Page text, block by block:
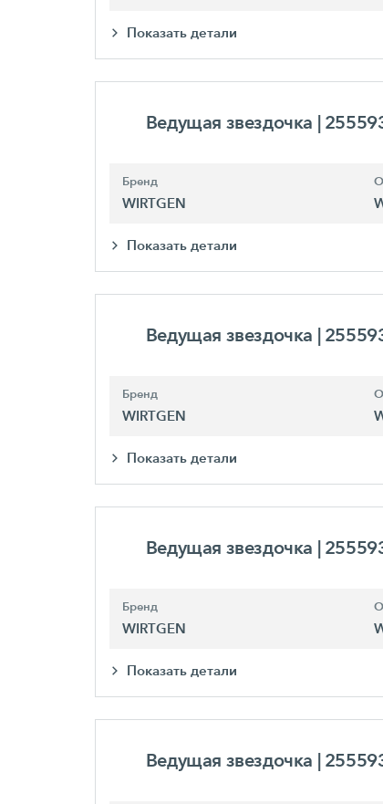
Показать детали
Ведущая звездочка |
Бренд
WIRTGEN
Показать детали
Ведущая звездочка |
Бренд
WIRTGEN
Показать детали
Ведущая звездочка |
Бренд
WIRTGEN
Показать детали
Ведущая звездочка |